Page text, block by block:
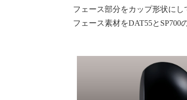
フェース部分をカップ形状にし
フェース素材をDAT55とSP700